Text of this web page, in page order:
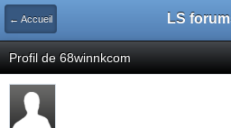
← Accueil LS
Profil de 68winnkcom